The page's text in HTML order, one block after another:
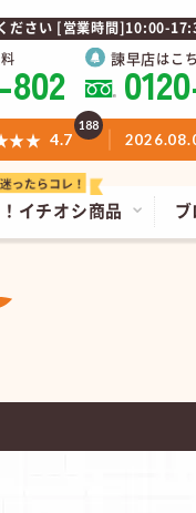
ださい [営業時間]10:00-
802 諫早店はこ
イチオシ商品
4.7
188